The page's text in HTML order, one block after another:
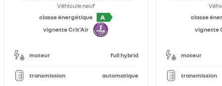
Véhicule neuf
classe énergétique
A
vignette Crit'Air
moteur full hybrid
transmission automatique
classe
vignette
moteur
transmission